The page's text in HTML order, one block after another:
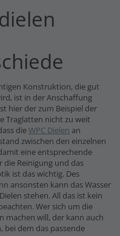
Konstruktion, die gut
ist in der Anschaffung
hier der zum Beispiel der
Traglatten nicht zu weit
dieWPC Dielen an
zwischen den einzelnen
eine entsprechende
die Reinigung und das
ist das wichtig. Des
ansonsten kann das Wasser
stehen. All das ist kein
Wer sich um die
machen will, der kann auch
bei dem das passende